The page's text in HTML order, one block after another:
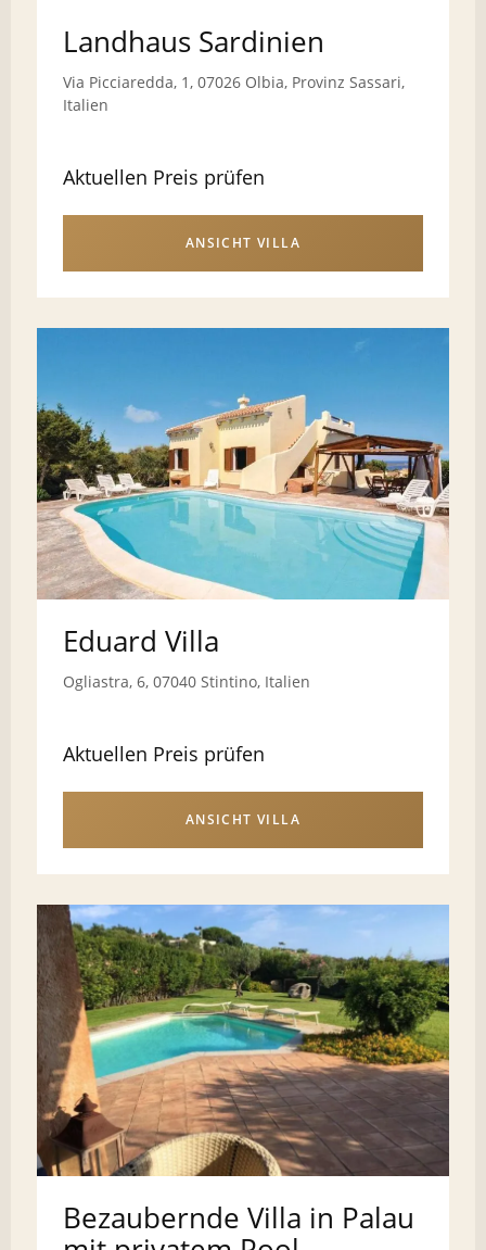
Landhaus Sardinien
Via Picciaredda, 1, 07026 Olbia, Provinz Sassari,
Italien
Aktuellen Preis prüfen
ANSICHT VILLA
Eduard Villa
Ogliastra, 6, 07040 Stintino, Italien
Aktuellen Preis prüfen
ANSICHT VILLA
Bezaubernde Villa in Palau